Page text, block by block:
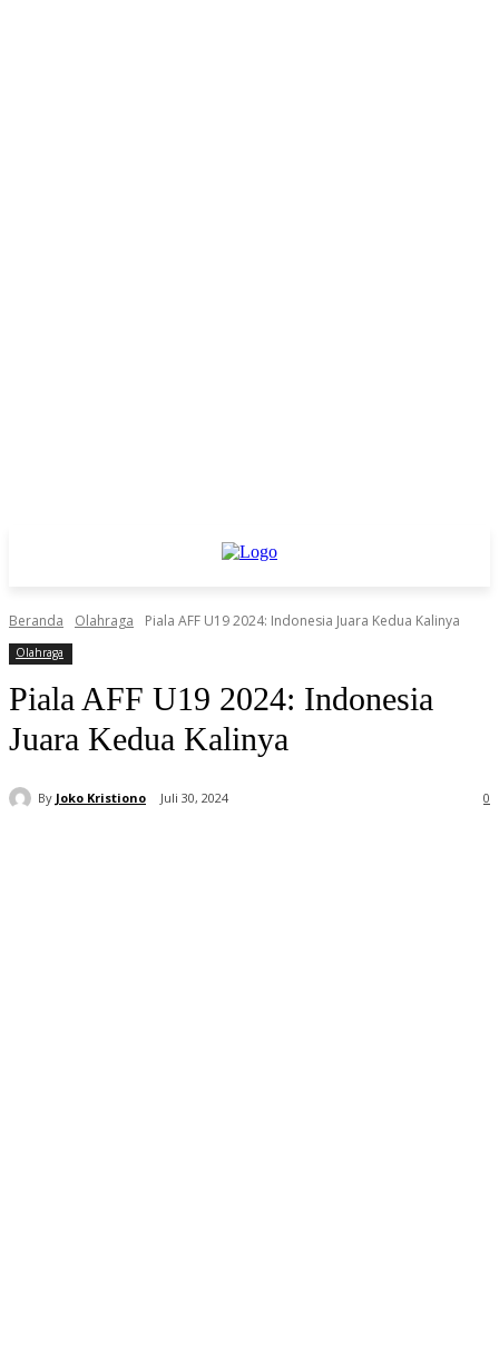
Beranda Olahraga Piala AFF U19 2024: Indonesia Juara Kedua Kalinya
Olahraga
Piala AFF U19 2024: Indonesia
Juara Kedua Kalinya
By Joko Kristiono Juli 30, 2024 0